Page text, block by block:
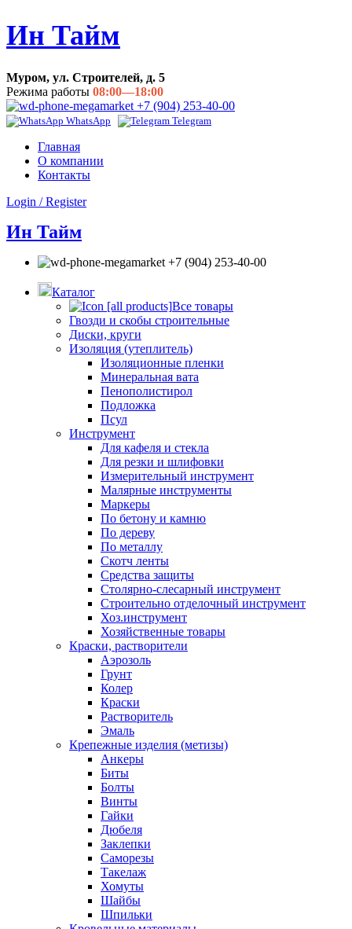
Ин Тайм
Муром, ул. Строителей, д. 5
Режима работы 08:00—18:00
+7 (904) 253-40-00
WhatsApp Telegram
Главная
О компании
Контакты
Login / Register
Ин Тайм
+7 (904) 253-40-00
Каталог
Все товары
Гвозди и скобы строительные
Диски, круги
Изоляция (утеплитель)
Изоляционные пленки
Минеральная вата
Пенополистирол
Подложка
Псул
Инструмент
Для кафеля и стекла
Для резки и шлифовки
Измерительный инструмент
Малярные инструменты
Маркеры
По бетону и камню
По дереву
По металлу
Скотч ленты
Средства защиты
Столярно-слесарный инструмент
Строительно отделочный инструмент
Хоз.инструмент
Хозяйственные товары
Краски, растворители
Аэрозоль
Грунт
Колер
Краски
Растворитель
Эмаль
Крепежные изделия (метизы)
Анкеры
Биты
Болты
Винты
Гайки
Дюбеля
Заклепки
Саморезы
Такелаж
Хомуты
Шайбы
Шпильки